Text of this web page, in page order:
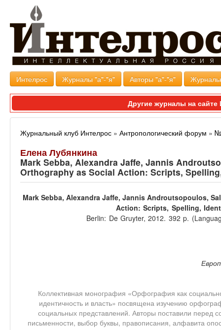
Интелрос Журналы "а"-"я" Авторы "а"-"я"
Другие журналы на
Журнальный клуб Интелрос » Антропологический форум »
Елена Лубянкина
Mark Sebba, Alexandra Jaffe, Jannis
Orthography as Social Action: Scripts,
Mark Sebba, Alexandra Jaffe, Jannis Androutsopoulos,
Action:Scripts, Spelling,
Berlin: De Gruyter,2012. 392 p.
Коллективная монография «Орфография как
идентичность и власть» посвящена изучению
социальных представлений. Авторы поставили перед
письменности, выбор буквы, правописания, алфавита